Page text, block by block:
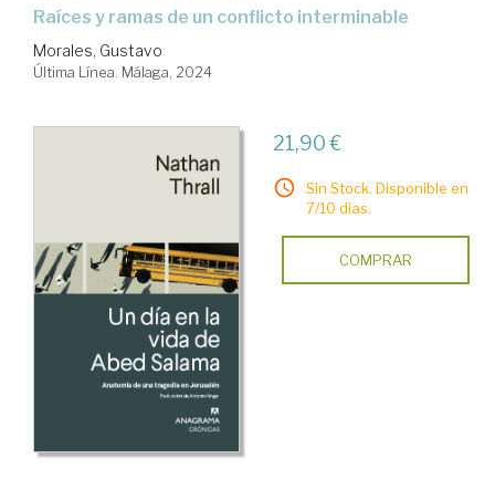
raíces y ramas de un conflicto interminable
Morales, Gustavo
Última Línea. Málaga, 2024
21,90 €
Sin Stock. Disponible en
7/10 días.
COMPRAR